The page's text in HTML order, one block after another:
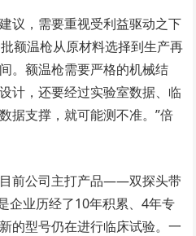
，需要重视受利益驱动之下
额温枪从原材料选择到生产再
。额温枪需要严格的机械结
计，还要经过实验室数据、临
据支撑，就可能测不准。”倍
前公司主打产品——双探头带
企业历经了10年积累、4年专
的型号仍在进行临床试验。一